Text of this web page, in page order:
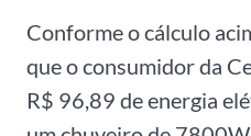
Conforme o cálculo
que o consumidor da
R$ 96,89 de energia